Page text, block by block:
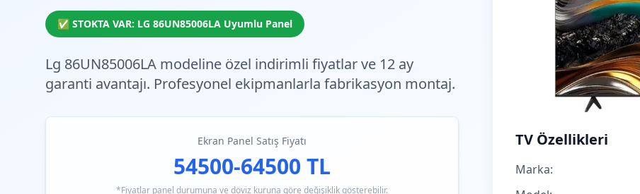
✅ STOKTA VAR: LG 86UN85006LA Uyumlu Panel
Lg 86UN85006LA modeline özel indirimli fiyatlarve 12 ay
garanti avantajı. Profesyonel ekipmanlarla fabrikasyon montaj.
Ekran Panel Satış Fiyatı
54500-64500 TL
*Fiyatlar panel durumuna ve döviz kuruna göre değişiklik gösterebilir.
TV Özellikleri
Marka: